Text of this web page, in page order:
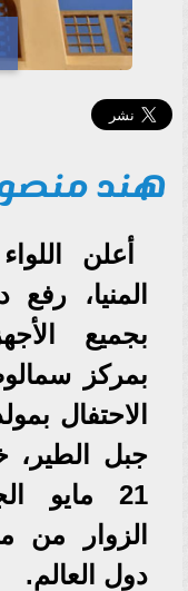
هند
أعلن
المنيا،
بجميع
بمركز
الاحتفال
21 مايو
الزوار
دول العالم.